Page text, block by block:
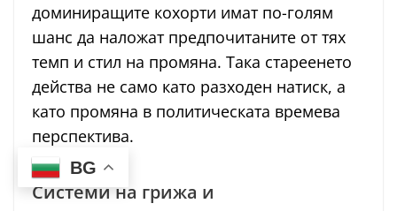
доминиращите кохорти имат по-голям
шанс да наложат предпочитаните от тях
темп и стил на промяна. Така стареенето
действа не само като разходен натиск, а
като промяна в политическата времева
перспектива.
Системи на грижа и
BG